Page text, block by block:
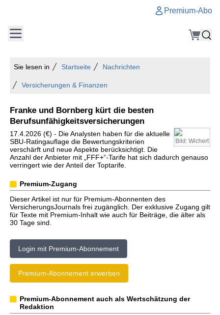
Premium-Abo
Sie lesen in Startseite Nachrichten
Versicherungen & Finanzen
Franke und Bornberg kürt die besten
Berufsunfähigkeitsversicherungen
Bild: Wichert
17.4.2026 (€) - Die Analysten haben für die aktuelle
SBU-Ratingauflage die Bewertungskriterien
verschärft und neue Aspekte berücksichtigt. Die
Anzahl der Anbieter mit „FFF+“-Tarife hat sich dadurch genauso
verringert wie der Anteil der Toptarife.
Premium-Zugang
Dieser Artikel ist nur für Premium-Abonnenten des
VersicherungsJournals frei zugänglich. Der exklusive Zugang gilt
für Texte mit Premium-Inhalt wie auch für Beiträge, die älter als
30 Tage sind.
Login mit Premium-Abonnement
Premium-Abonnement erwerben
Premium-Abonnement auch als Wertschätzung der
Redaktion